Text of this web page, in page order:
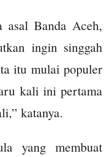
asal Banda Aceh,
ingin singgah
itu mulai populer
kali ini pertama
katanya.
yang membuat